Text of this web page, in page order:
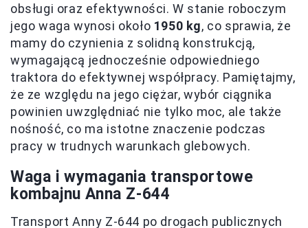
obsługi oraz efektywności. W stanie roboczym
jego waga wynosi około 1950 kg, co sprawia, że
mamy do czynienia z solidną konstrukcją,
wymagającą jednocześnie odpowiedniego
traktora do efektywnej współpracy. Pamiętajmy,
że ze względu na jego ciężar, wybór ciągnika
powinien uwzględniać nie tylko moc, ale także
nośność, co ma istotne znaczenie podczas
pracy w trudnych warunkach glebowych.
Waga i wymagania transportowe
kombajnu Anna Z-644
Transport Anny Z-644 po drogach publicznych